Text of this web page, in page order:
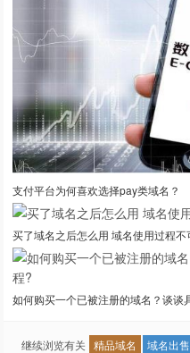
支付平台为何喜欢选择pay类域名？
买了域名之后怎么用 域名使用过程不
如何购买一个已被注册的域名？谈谈
继续浏览有关 精品域名 域名出售